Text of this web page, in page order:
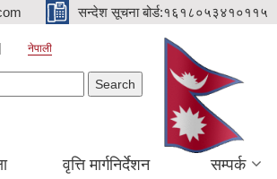
सन्देश सूचना बोर्ड:१६१८०५३४१०११५
नेपाली
वृत्ति मार्गनिर्देशन सम्पर्क